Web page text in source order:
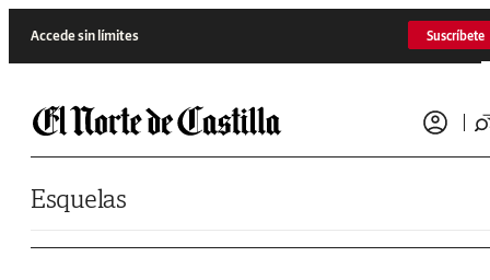
Accede sin límites Suscríbete
Esquelas